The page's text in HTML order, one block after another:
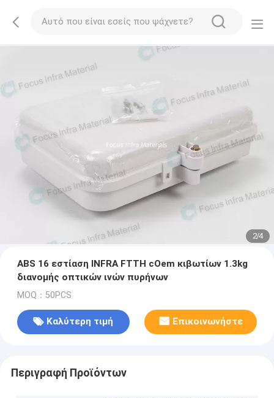
2/4
ABS 16 εστίαση INFRA FTTH cOem κιβωτίων 1.3kg
διανομής οπτικών ινών πυρήνων
MOQ：50PCS
Καλύτερη τιμή Επικοινωνήστε
Περιγραφή Προϊόντων